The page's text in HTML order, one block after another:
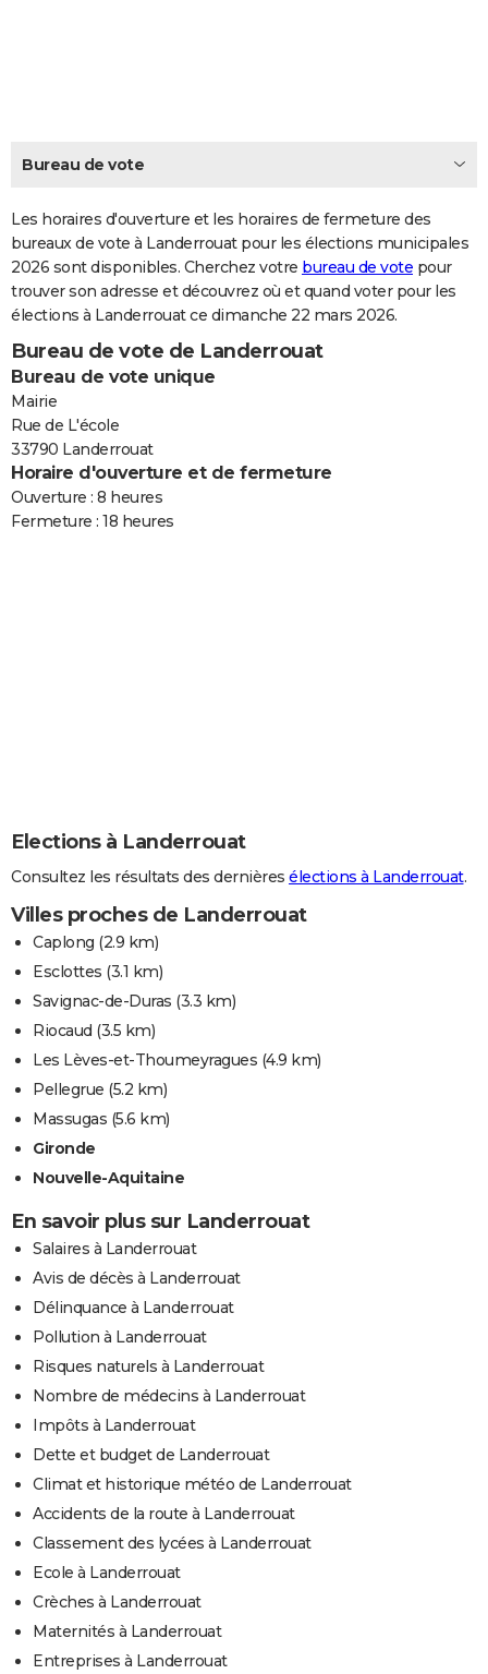
CARTE DE VOEUX
Dictionnaire
Biographies
Citations
Expressions
Proverbes
PROGRAMME TV
COPAINS D'AVANT
FORUM
Bricolage
Lifestyle
Culture
Sport
Auto
Television
Voyage
Cinema
Bureau de vote
Les horaires d'ouverture et les horaires de fermeture des
bureaux de vote à Landerrouat pour les élections municipales
2026 sont disponibles. Cherchez votre bureau de vote pour
trouver son adresse et découvrez où et quand voter pour les
élections à Landerrouat ce dimanche 22 mars 2026.
Bureau de vote de Landerrouat
Bureau de vote unique
Mairie
Rue de L'école
33790 Landerrouat
Horaire d'ouverture et de fermeture
Ouverture : 8 heures
Fermeture : 18 heures
Elections à Landerrouat
Consultez les résultats des dernières élections à Landerrouat.
Villes proches de Landerrouat
Caplong (2.9 km)
Esclottes (3.1 km)
Savignac-de-Duras (3.3 km)
Riocaud (3.5 km)
Les Lèves-et-Thoumeyragues (4.9 km)
Pellegrue (5.2 km)
Massugas (5.6 km)
Gironde
Nouvelle-Aquitaine
En savoir plus sur Landerrouat
Salaires à Landerrouat
Avis de décès à Landerrouat
Délinquance à Landerrouat
Pollution à Landerrouat
Risques naturels à Landerrouat
Nombre de médecins à Landerrouat
Impôts à Landerrouat
Dette et budget de Landerrouat
Climat et historique météo de Landerrouat
Accidents de la route à Landerrouat
Classement des lycées à Landerrouat
Ecole à Landerrouat
Crèches à Landerrouat
Maternités à Landerrouat
Entreprises à Landerrouat